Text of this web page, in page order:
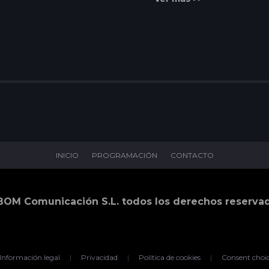
INICIO PROGRAMACIÓN CONTACTO
Comunicación S.L. todos los derechos
Información legal | Privacidad | Política de cookies | Consent